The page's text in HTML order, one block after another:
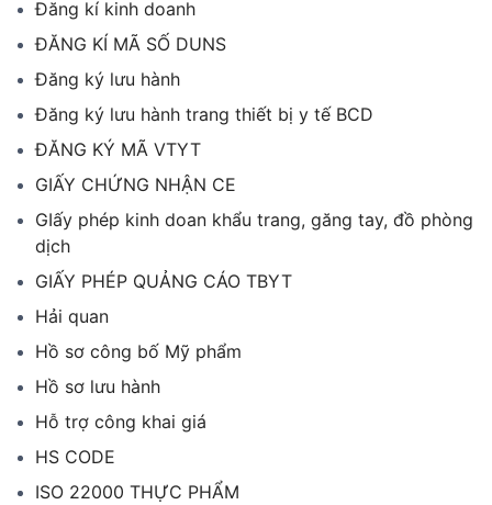
Đăng kí kinh doanh
ĐĂNG KÍ MÃ SỐ DUNS
Đăng ký lưu hành
Đăng ký lưu hành trang thiết bị y tế BCD
ĐĂNG KÝ MÃ VTYT
GIẤY CHỨNG NHẬN CE
GIấy phép kinh doan khẩu trang, găng tay, đồ phòng
dịch
GIẤY PHÉP QUẢNG CÁO TBYT
Hải quan
Hồ sơ công bố Mỹ phẩm
Hồ sơ lưu hành
Hỗ trợ công khai giá
HS CODE
ISO 22000 THỰC PHẨM